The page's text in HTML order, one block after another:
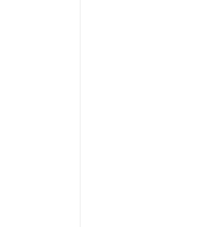
Compact